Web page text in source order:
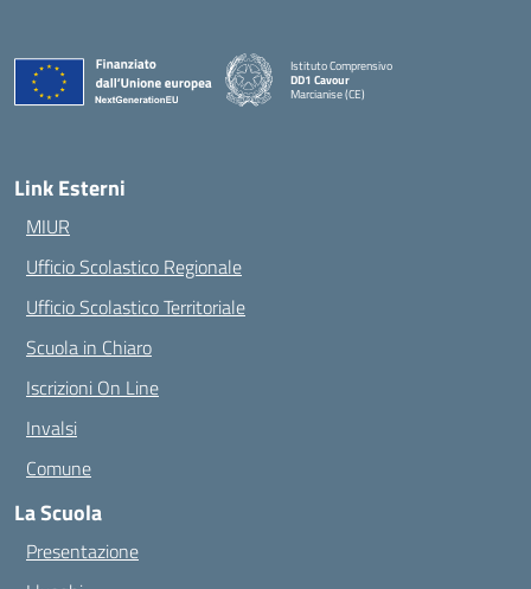
Istituto Comprensivo
DD1 Cavour
Marcianise (CE)
Link Esterni
MIUR
Ufficio Scolastico Regionale
Ufficio Scolastico Territoriale
Scuola in Chiaro
Iscrizioni On Line
Invalsi
Comune
La Scuola
Presentazione